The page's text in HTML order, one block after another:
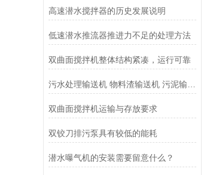
高速潜水搅拌器的历史发展说明
低速潜水推流器推进力不足的处理方法
双曲面搅拌机整体结构紧凑，运行可靠
双曲面搅拌机运输与存放要求
双铰刀排污泵具有较低的能耗
潜水曝气机的安装需要留意什么？